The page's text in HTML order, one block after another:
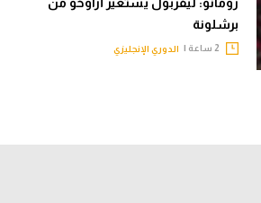
برشلونة
الدوري الإنجليزي